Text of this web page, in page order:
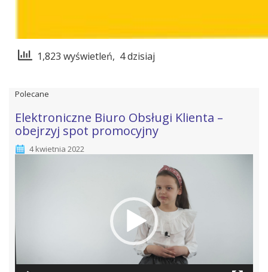
1,823 wyświetleń, 4 dzisiaj
Polecane
Elektroniczne Biuro Obsługi Klienta –
obejrzyj spot promocyjny
4 kwietnia 2022